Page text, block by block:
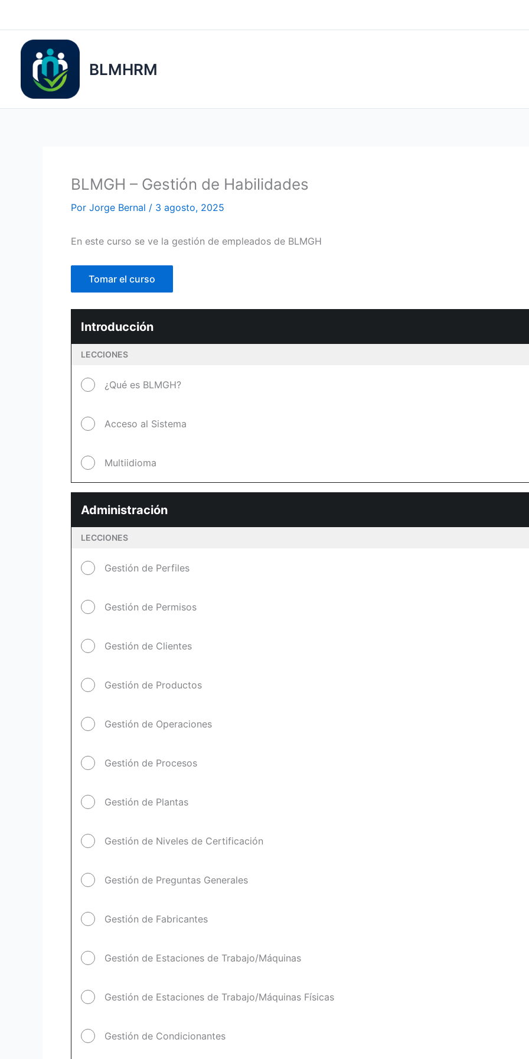
contenido
BLMHRM
BLMGH – Gestión de Habilidades
Por Jorge Bernal / 3 agosto, 2025
En este curso se ve la gestión de empleados de BLMGH
Tomar el curso
Introducción
LECCIONES
¿Qué es BLMGH?
Acceso al Sistema
Multiidioma
Administración
LECCIONES
Gestión de Perfiles
Gestión de Permisos
Gestión de Clientes
Gestión de Productos
Gestión de Operaciones
Gestión de Procesos
Gestión de Plantas
Gestión de Niveles de Certificación
Gestión de Preguntas Generales
Gestión de Fabricantes
Gestión de Estaciones de Trabajo/Máquinas
Gestión de Estaciones de Trabajo/Máquinas Físicas
Gestión de Condicionantes